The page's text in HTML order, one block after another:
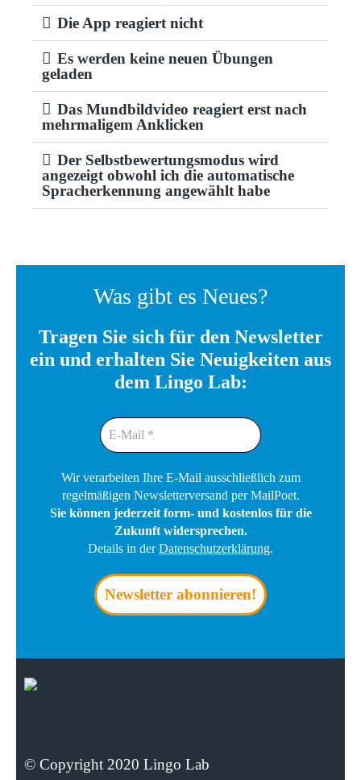
Die App reagiert nicht
Es werden keine neuen Übungen
geladen
Das Mundbildvideo reagiert erst nach
mehrmaligem Anklicken
Der Selbstbewertungsmodus wird
angezeigt obwohl ich die automatische
Spracherkennung angewählt habe
Was gibt es Neues?
Tragen Sie sich für den Newsletter
ein und erhalten Sie Neuigkeiten aus
dem Lingo Lab:
Wir verarbeiten Ihre E-Mail ausschließlich zum
regelmäßigen Newsletterversand per MailPoet.
Sie können jederzeit form- und kostenlos für die
Zukunft widersprechen.
Details in derDatenschutzerklärung.
© Copyright 2020 Lingo Lab